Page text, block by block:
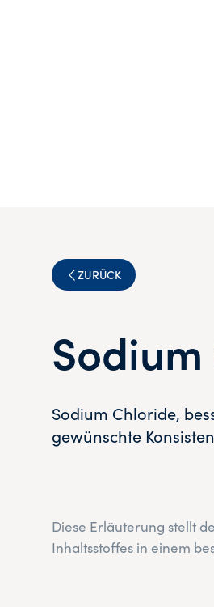
ZURÜCK
Sodium Chloride,
gewünschte
Diese Erläuterung stellt
Inhaltsstoffes in einem